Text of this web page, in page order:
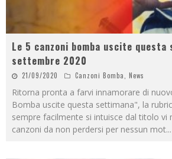
Le 5 canzoni bomba uscite
settembre 2020
21/09/2020 Canzoni Bomba News
Ritorna pronta a farvi innamorare di
Bomba uscite questa settimana", la
sempre facilmente si intuisce dal titolo vi
canzoni da non perdersi per nessun mot...